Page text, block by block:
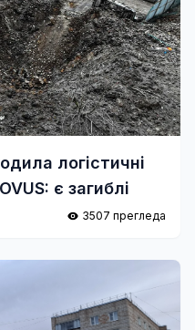
логістичні
є загиблі
3507 прегледа